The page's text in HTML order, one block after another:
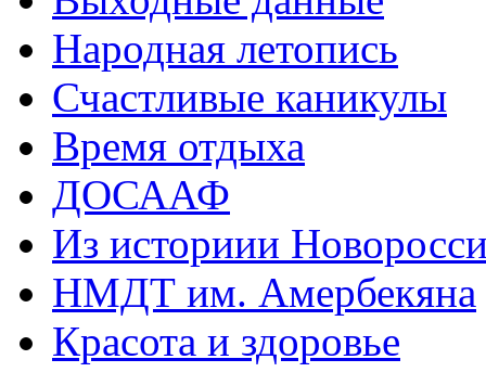
Народная летопись
Счастливые каникулы
Время отдыха
ДОСААФ
Из историии
НМДТ им. Амербекяна
Красота и здоровье